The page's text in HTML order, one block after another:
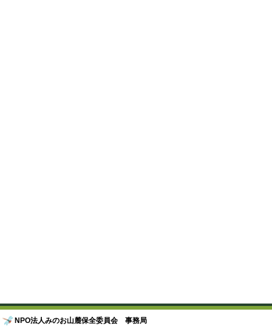
NPO法人みのお山麓保全委員会 事務局